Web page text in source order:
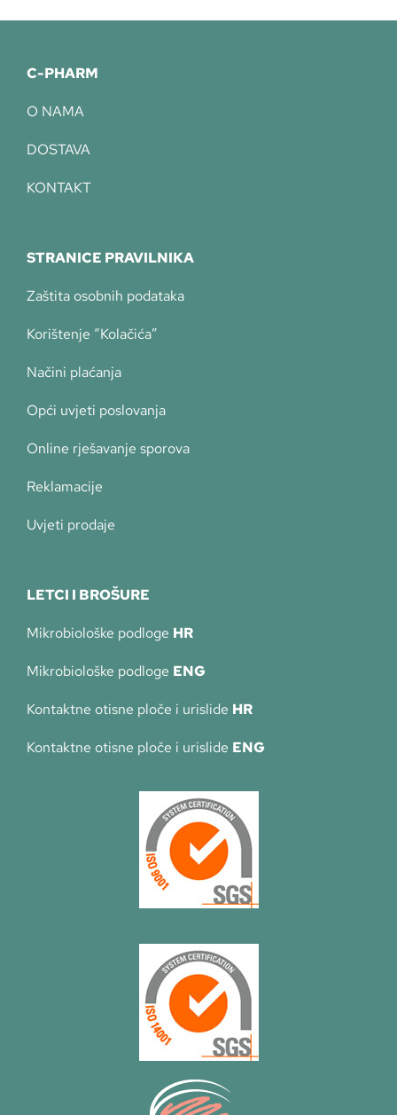
C-PHARM
O NAMA
DOSTAVA
KONTAKT
STRANICE PRAVILNIKA
Zaštita osobnih podataka
Korištenje “Kolačića”
Načini plaćanja
Opći uvjeti poslovanja
Online rješavanje sporova
Reklamacije
Uvjeti prodaje
LETCI I BROŠURE
Mikrobiološke podloge HR
Mikrobiološke podloge ENG
Kontaktne otisne ploče i urislide HR
Kontaktne otisne ploče i urislide ENG